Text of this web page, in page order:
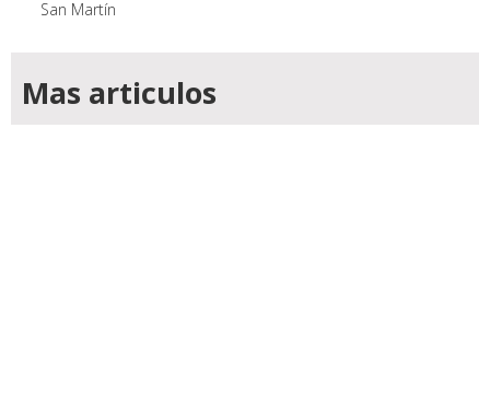
San Martín
Mas articulos